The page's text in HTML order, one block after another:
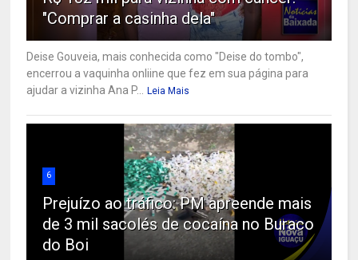
"Comprar a casinha dela"
Deise Gouveia, mais conhecida como "Deise do tombo",
encerrou a vaquinha onliine que fez em sua página para
ajudar a vizinha Ana P...
Leia Mais
6
Prejuízo ao tráfico: PM apreende mais
de 3 mil sacolés de cocaína no Buraco
do Boi